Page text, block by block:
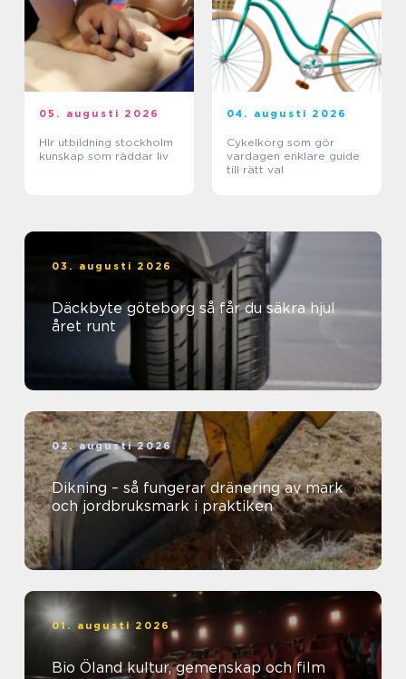
05. augusti 2026
Hlr utbildning stockholm
kunskap som räddar liv
04. augusti 2026
Cykelkorg som gör
vardagen enklare guide
till rätt val
03. augusti 2026
Däckbyte göteborg så får du säkra hjul
året runt
02. augusti 2026
Dikning – så fungerar dränering av mark
och jordbruksmark i praktiken
01. augusti 2026
Bio Öland kultur, gemenskap och film